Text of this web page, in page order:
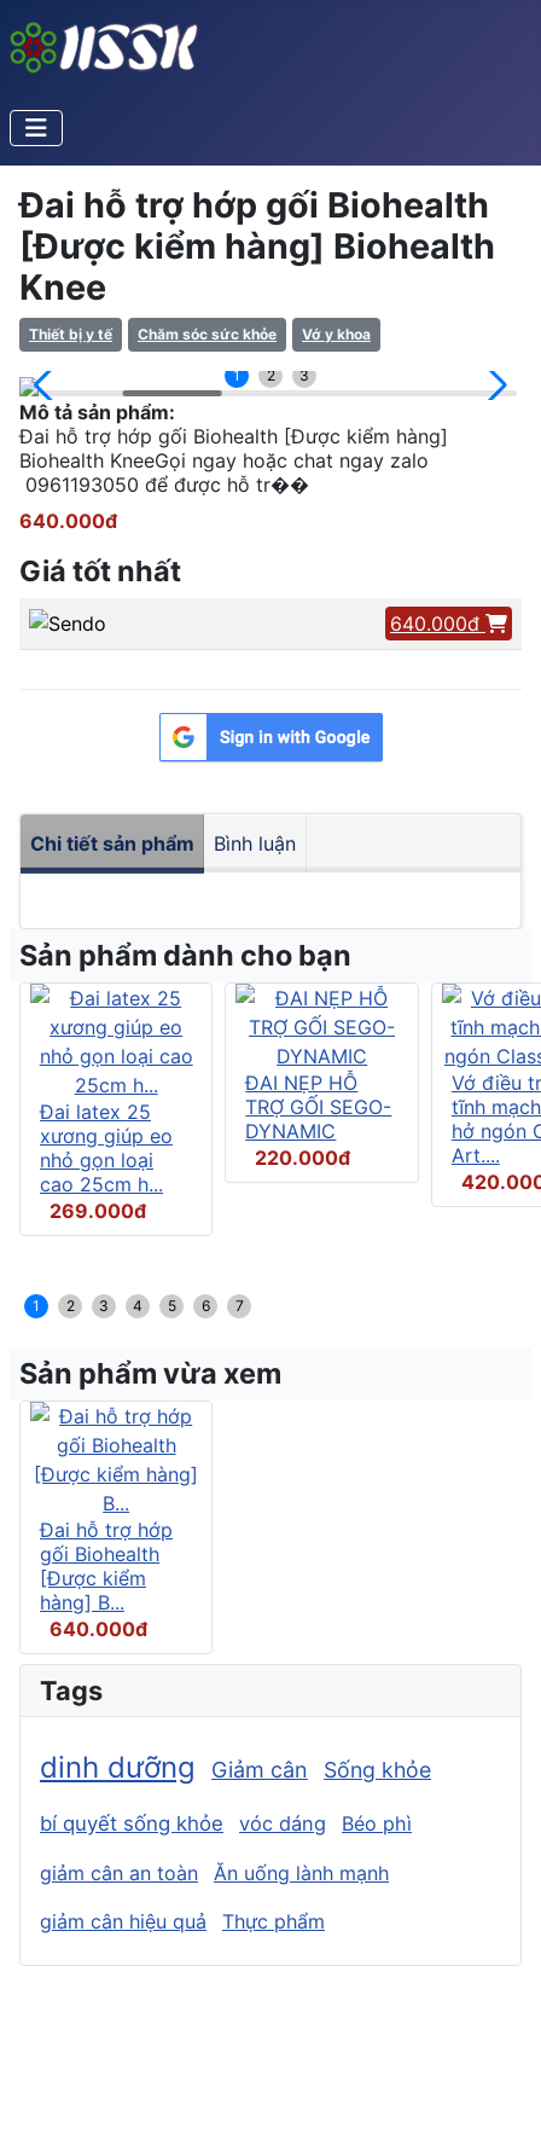
Đai hỗ trợ hớp gối Biohealth
[Được kiểm hàng] Biohealth
Knee
Thiết bị y tế Chăm sóc sức khỏe Vớ y khoa
1 2 3
Mô tả sản phẩm:
Đai hỗ trợ hớp gối Biohealth [Được kiểm hàng]
Biohealth KneeGọi ngay hoặc chat ngay zalo
0961193050 để được hỗ tr��
640.000đ
Giá tốt nhất
640.000đ
Chi tiết sản phẩm Bình luận
Sản phẩm dành cho bạn
Đai latex 25
xương giúp eo
nhỏ gọn loại
cao 25cm h...
269.000đ
ĐAI NẸP HỖ
TRỢ GỐI SEGO-
DYNAMIC
220.000đ
Vớ điều
tĩnh
hở ngón
Art....
1 2 3 4 5 6 7
Sản phẩm vừa xem
Đai hỗ trợ hớp
gối Biohealth
[Được kiểm
hàng] B...
640.000đ
Tags
dinh dưỡng Giảm cân Sống khỏe
bí quyết sống khỏe vóc dáng Béo phì
giảm cân an toàn
Ăn uống lành mạnh
giảm cân hiệu quả
Thực phẩm